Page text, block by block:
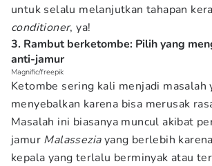
untuk selalu melanjutkan tahapan
conditioner, ya!
3. Rambut berketombe: Pilih yang
anti-jamur
Magnific/freepik
Ketombe sering kali menjadi masalah
menyebalkan karena bisa merusak
Masalah ini biasanya muncul akibat
jamur Malasseziayang berlebih
kepala yang terlalu berminyak atau